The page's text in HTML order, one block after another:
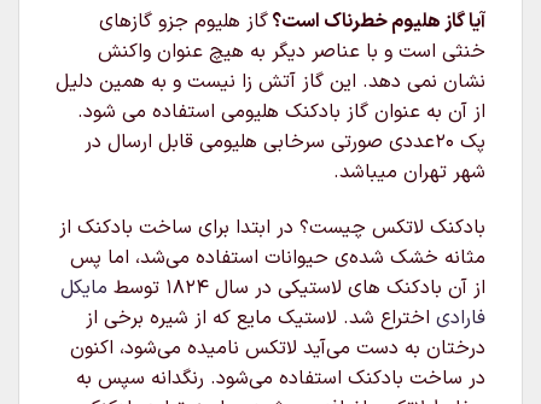
آیا گاز هلیوم خطرناک است؟گاز هلیوم جزو گازهای
خنثی است و با عناصر دیگر به هیچ عنوان واکنش
نشان نمی دهد. این گاز آتش زا نیست و به همین دلیل
از آن به عنوان گاز بادکنک هلیومی استفاده می شود.
پک 20عددی صورتی سرخابی هلیومی قابل ارسال در
شهر تهران میباشد.
بادکنک لاتکس چیست؟ در ابتدا برای ساخت بادکنک از
مثانه خشک شده‌ی حیوانات استفاده می‌شد، اما پس
از آن بادکنک های لاستیکی در سال ۱۸۲۴ توسط
مایکل
فارادی اختراع شد. لاستیک مایع که از شیره برخی از
درختان به دست می‌آید لاتکس نامیده می‌شود، اکنون
در ساخت بادکنک استفاده می‌شود. رنگدانه سپس به